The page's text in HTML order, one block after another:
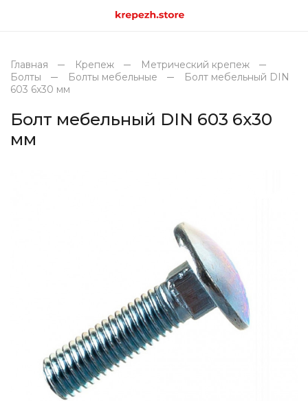
Главная Крепеж
Метрический крепеж
Болты
Болты мебельные
Болт мебельный DIN
603 6х30 мм
Болт мебельный DIN 603 6х30
мм